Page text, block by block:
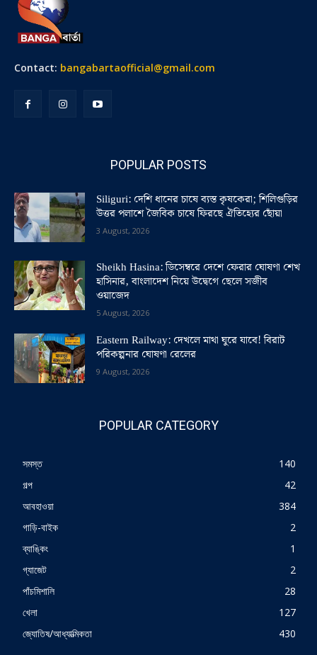
Contact: bangabartaofficial@gmail.com
POPULAR POSTS
Siliguri: দেশি ধানের চাষে ব্যস্ত কৃষকেরা; শিলিগুড়ির
উত্তর পলাশে জৈবিক চাষে ফিরছে ঐতিহ্যের ছোঁয়া
3 August, 2026
Sheikh Hasina: ডিসেম্বরে দেশে ফেরার ঘোষণা শেখ
হাসিনার, বাংলাদেশ নিয়ে উদ্বেগে ছেলে সজীব
ওয়াজেদ
5 August, 2026
Eastern Railway: দেখলে মাথা ঘুরে যাবে! বিরাট
পরিকল্পনার ঘোষণা রেলের
9 August, 2026
POPULAR CATEGORY
সমস্ত
140
গল্প
42
আবহাওয়া
384
গাড়ি-বাইক
2
ব্যাঙ্কিং
1
গ্যাজেট
2
পাঁচমিশালি
28
খেলা
127
জ্যোতিষ/আধ্যাত্মিকতা
430